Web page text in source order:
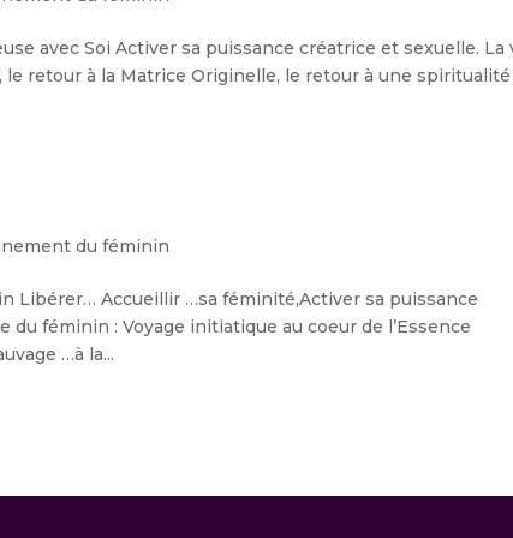
avec Soi Activer sa puissance créatrice et sexuelle. La
le retour à la Matrice Originelle, le retour à une spiritualité
du féminin
Libérer… Accueillir …sa féminité,Activer sa puissance
du féminin : Voyage initiatique au coeur de l’Essence
…à la...